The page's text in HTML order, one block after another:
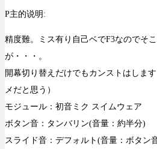
P主的说明:
精度難。ミス有り自己ベでF3なのでそ
が・・・。
開幕切り替えだけでもカンストはしま
メだと思う）
モジュール：初音ミク スイムウェア
ボタン音：タンバリン(音量：約半分)
スライド音：デフォルト(音量：ボタン